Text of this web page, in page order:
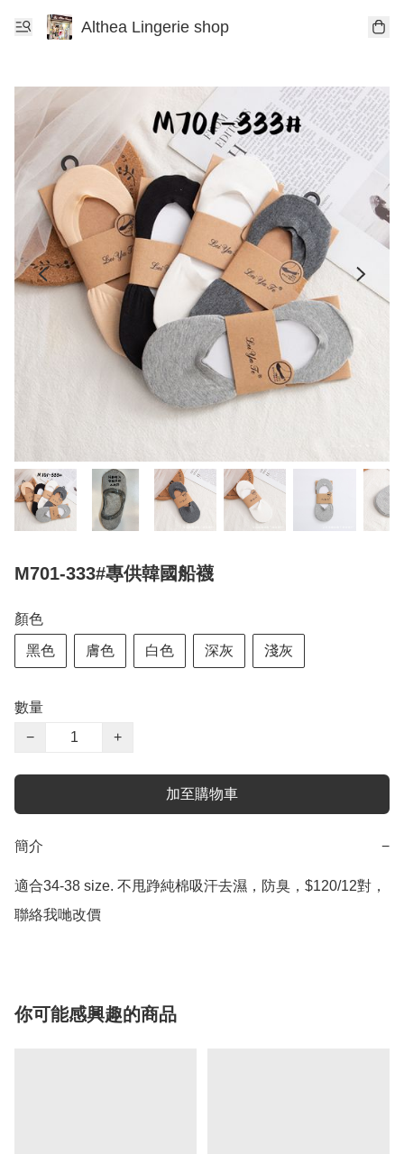
Althea Lingerie shop
M701-333#專供韓國船襪
顏色
黑色 膚色 白色 深灰 淺灰
數量
−
+
加至購物車
簡介 −
適合34-38 size. 不甩踭純棉吸汗去濕，防臭，$120/12對，
聯絡我哋改價
你可能感興趣的商品